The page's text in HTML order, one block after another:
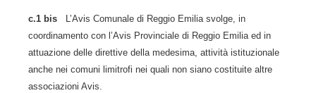
c.1 bis
L’Avis Comunale di Reggio Emilia svolge, in
coordinamento con l’Avis Provinciale di Reggio Emilia ed in
attuazione delle direttive della medesima, attività istituzionale
anche nei comuni limitrofi nei quali non siano costituite altre
associazioni Avis.